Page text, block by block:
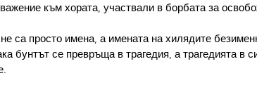
към хората, участвали в борбата за
са просто имена, а имената на хилядите
бунтът се превръща в трагедия, а трагедията в